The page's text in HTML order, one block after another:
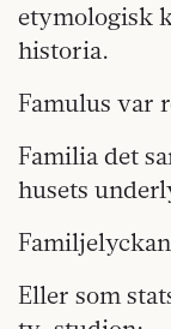
etymologisk
historia.
Famulus var
Familia det
husets
Eller som